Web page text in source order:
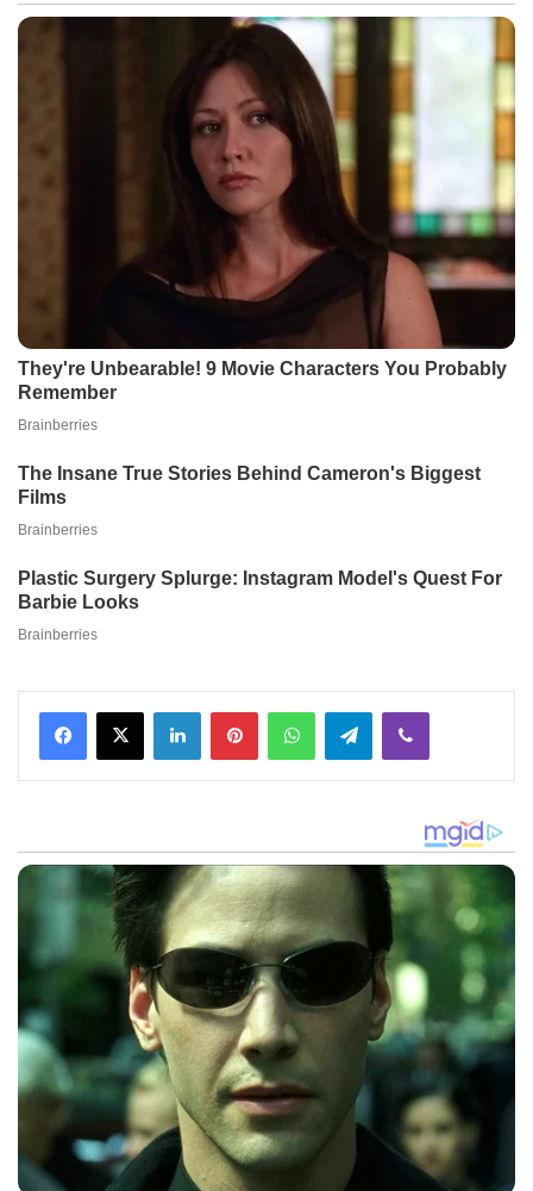
Facebook
X LinkedInPinterestWhatsAppTelegramViber